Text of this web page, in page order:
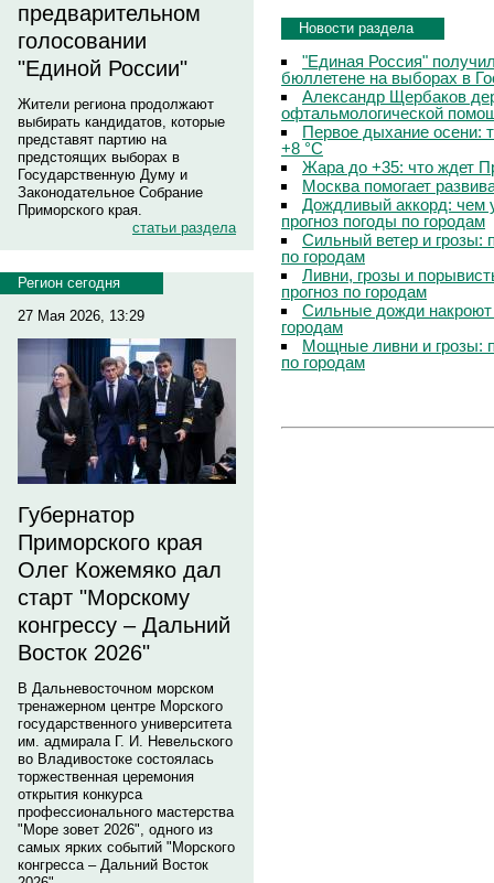
предварительном
голосовании
"Единой России"
Жители региона продолжают
выбирать кандидатов, которые
представят партию на
предстоящих выборах в
Государственную Думу и
Законодательное Собрание
Приморского края.
статьи раздела
Регион сегодня
27 Мая 2026, 13:29
Губернатор
Приморского края
Олег Кожемяко дал
старт "Морскому
конгрессу – Дальний
Восток 2026"
В Дальневосточном морском
тренажерном центре Морского
государственного университета
им. адмирала Г. И. Невельского
во Владивостоке состоялась
торжественная церемония
открытия конкурса
профессионального мастерства
"Море зовет 2026", одного из
самых ярких событий "Морского
конгресса – Дальний Восток
Новости раздела
"Единая Россия"
бюллетене на выборах в
Александр Щербаков
офтальмологической
Первое дыхание осени:
+8 °C
Жара до +35: что ждет
Москва помогает
Дождливый аккорд: чем
прогноз погоды по городам
Сильный ветер и грозы:
по городам
Ливни, грозы и
прогноз по городам
Сильные дожди
городам
Мощные ливни и грозы:
по городам